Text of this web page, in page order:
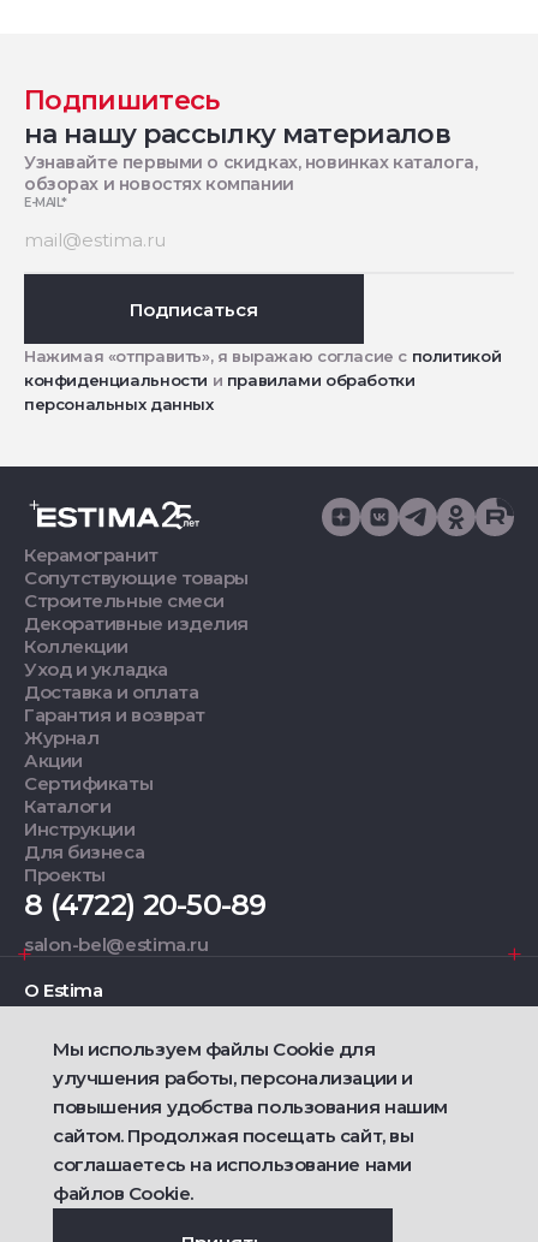
Подпишитесь
на нашу рассылку материалов
Узнавайте первыми о скидках, новинках каталога,
обзорах и новостях компании
E-MAIL*
Подписаться
Нажимая «отправить», я выражаю согласие с политикой
конфиденциальности и правилами обработки
персональных данных
Керамогранит
Сопутствующие товары
Строительные смеси
Декоративные изделия
Коллекции
Уход и укладка
Доставка и оплата
Гарантия и возврат
Журнал
Акции
Сертификаты
Каталоги
Инструкции
Для бизнеса
Проекты
8 (4722) 20-50-89
salon-bel@estima.ru
О Estima
Дизайнерам
Фирменные салоны
2021 — 2026 © Estima
Политика конфиденциальности
Договор публичной оферты о продаже товаров
Мы используем файлы Cookie для
улучшения работы, персонализации и
повышения удобства пользования нашим
сайтом. Продолжая посещать сайт, вы
соглашаетесь на использование нами
файлов Cookie.